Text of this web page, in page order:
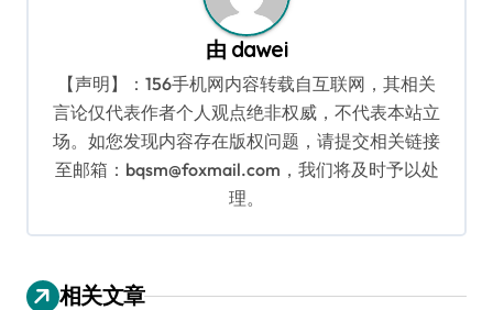
由 dawei
【声明】：156手机网内容转载自互联网，其相关
言论仅代表作者个人观点绝非权威，不代表本站立
场。如您发现内容存在版权问题，请提交相关链接
至邮箱：bqsm@foxmail.com，我们将及时予以处
理。
相关文章